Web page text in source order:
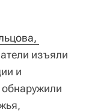
изъяли
и